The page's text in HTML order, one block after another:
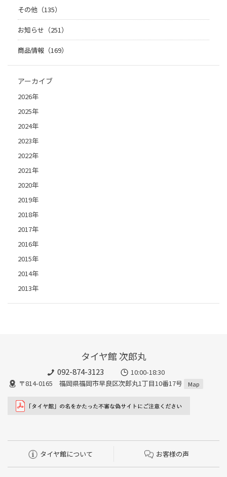
その他（135）
お知らせ（251）
商品情報（169）
アーカイブ
2026年
2025年
2024年
2023年
2022年
2021年
2020年
2019年
2018年
2017年
2016年
2015年
2014年
2013年
タイヤ館 次郎丸
092-874-3123
10:00-18:30
〒814-0165 福岡県福岡市早良区次郎丸1丁目10番17号
Map
タイヤ館について お客様の声